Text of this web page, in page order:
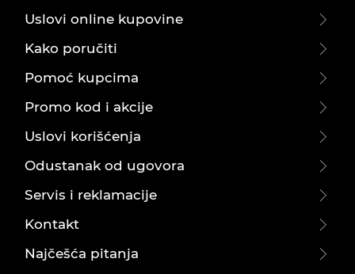
Uslovi online kupovine
Kako poručiti
Pomoć kupcima
Promo kod i akcije
Uslovi korišćenja
Odustanak od ugovora
Servis i reklamacije
Kontakt
Najčešća pitanja